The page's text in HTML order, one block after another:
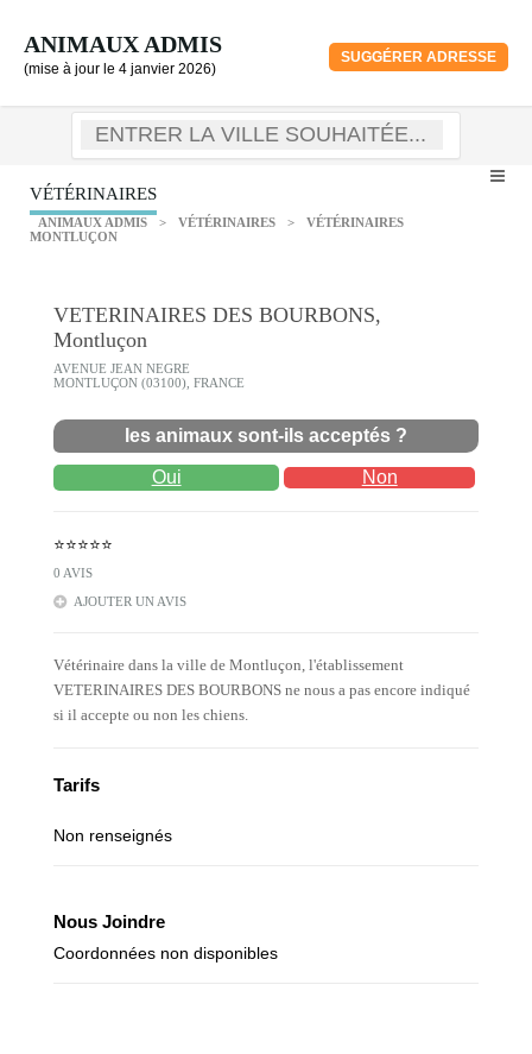
ANIMAUX ADMIS
(mise à jour le 4 janvier 2026)
SUGGÉRER ADRESSE
VÉTÉRINAIRES
ANIMAUX ADMIS > VÉTÉRINAIRES >
VÉTÉRINAIRES
MONTLUÇON
VETERINAIRES DES BOURBONS,
Montluçon
AVENUE JEAN NEGRE
MONTLUÇON (03100), FRANCE
les animaux sont-ils acceptés ?
Oui Non
⭐⭐⭐⭐⭐
0 AVIS
AJOUTER UN AVIS
Vétérinaire dans la ville de Montluçon, l'établissement
VETERINAIRES DES BOURBONS ne nous a pas encore indiqué
si il accepte ou non les chiens.
Tarifs
Non renseignés
Nous Joindre
Coordonnées non disponibles